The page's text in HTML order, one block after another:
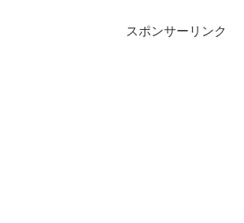
スポンサーリンク